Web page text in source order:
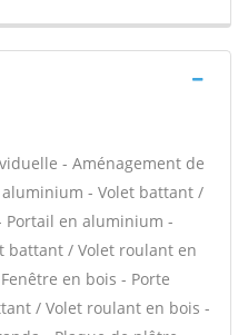
- Aménagement de
- Volet battant /
en aluminium -
battant / Volet roulant en
en bois - Porte
/ Volet roulant en bois -